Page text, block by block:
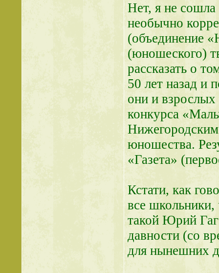
Нет, я не
необычно
(объединение
(юношеского)
рассказать о
50 лет назад и
они и взрослых
конкурса
Нижегородским
юношества.
«Газета»
Кстати, как
все школьники,
такой Юрий
давности (со
для нынешних